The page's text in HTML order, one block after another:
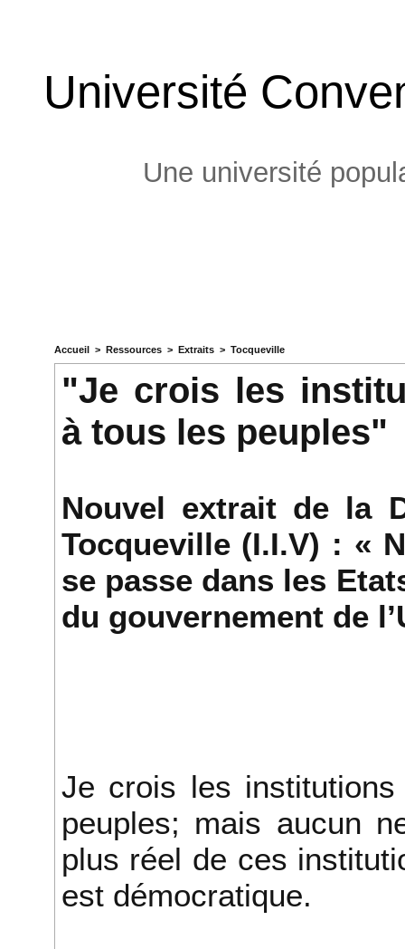
Université
Une université
Accueil > Ressources > Extraits > Tocqueville
"Je crois les
à tous les peuples"
Nouvel extrait de la
Tocqueville (I.I.V) : «
se passe dans les
du gouvernement de
Je crois les
peuples; mais aucun
plus réel de ces
est démocratique.